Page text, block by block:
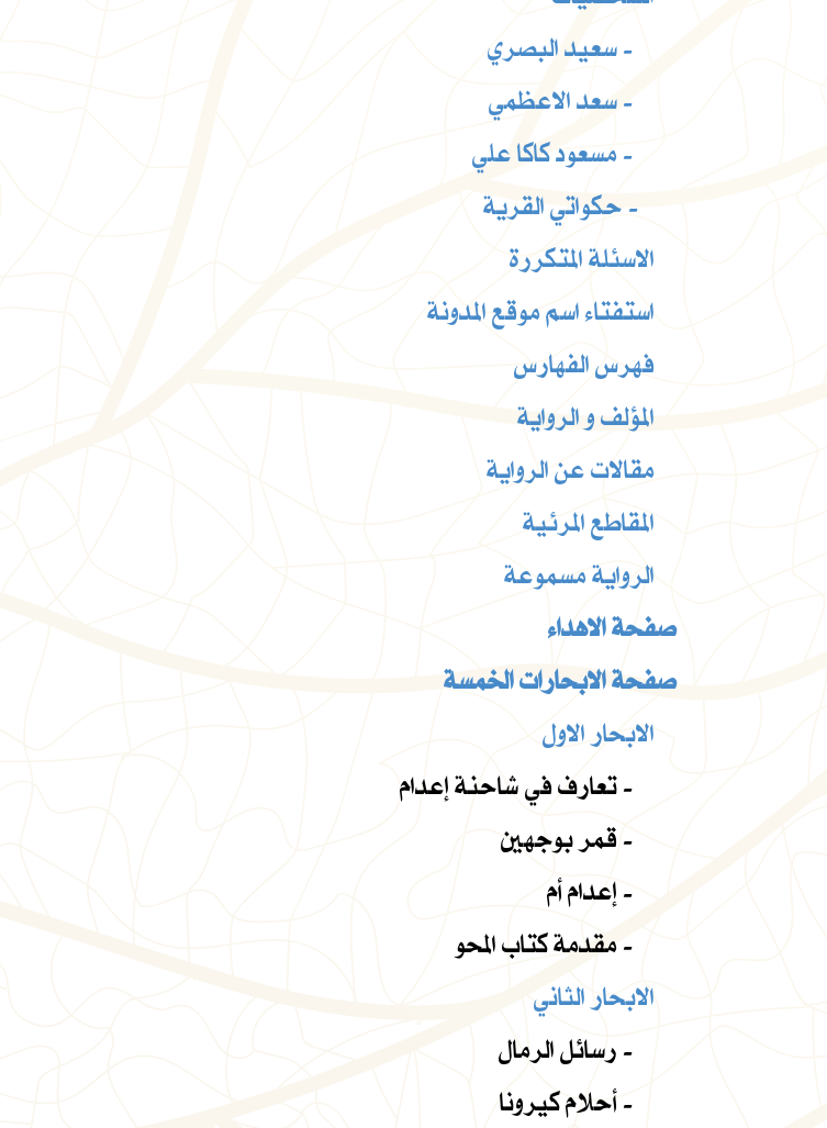
سعيد البصري -
سعد الاعظمي -
مسعود كاكا علي -
حكواتي القرية -
الاسئلة المتكررة
استفتاء اسم موقع المدونة
فهرس الفهارس
المؤلف و الرواية
مقالات عن الرواية
المقاطع المرئية
الرواية مسموعة
صفحة الاهداء
صفحة الابحارات الخمسة
الابحار الاول
تعارف في شاحنة إعدام -
قمر بوجهين -
إعدام أم -
مقدمة كتاب المحو -
الابحار الثاني
رسائل الرمال -
أحلام كيرونا -